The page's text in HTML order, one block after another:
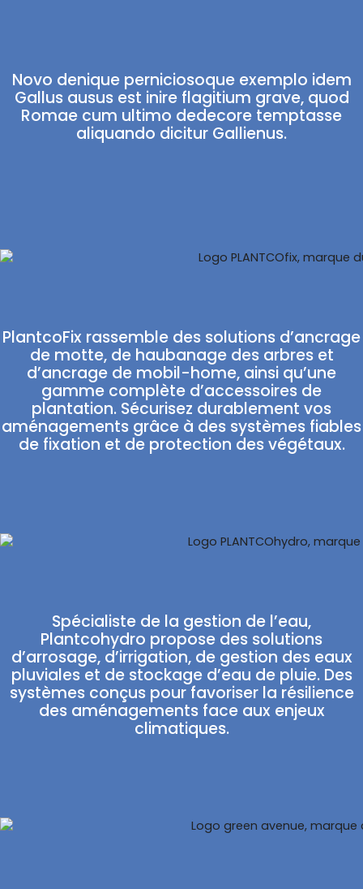
Novo denique perniciosoque exemplo idem
Gallus ausus est inire flagitium grave, quod
Romae cum ultimo dedecore temptasse
aliquando dicitur Gallienus.
PlantcoFix rassemble des solutions d’ancrage
de motte, de haubanage des arbres et
d’ancrage de mobil-home, ainsi qu’une
gamme complète d’accessoires de
plantation. Sécurisez durablement vos
aménagements grâce à des systèmes fiables
de fixation et de protection des végétaux.
Spécialiste de la gestion de l’eau,
Plantcohydro propose des solutions
d’arrosage, d’irrigation, de gestion des eaux
pluviales et de stockage d’eau de pluie. Des
systèmes conçus pour favoriser la résilience
des aménagements face aux enjeux
climatiques.